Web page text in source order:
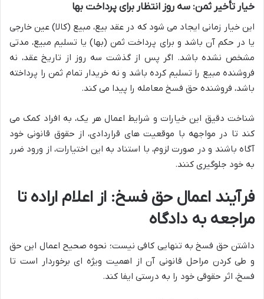
خیار تأخیر ثمن: سه روز انتظار برای پرداخت بها
این خیار زمانی ایجاد می شود که در عقد بیع، مبیع (کالا) عین خارجی
یا در حکم آن باشد و برای پرداخت ثمن (بها) یا تسلیم مبیع، مدتی
مشخص نشده باشد. اگر پس از گذشت سه روز از تاریخ عقد، نه
فروشنده مبیع را تسلیم کرده باشد و نه خریدار تمام ثمن را پرداخته
باشد، فروشنده حق فسخ معامله را پیدا می کند.
شناخت دقیق این خیارات و شرایط اعمال هر یک، به افراد کمک می
کند تا در مواجهه با موقعیت های قراردادی، از حقوق قانونی خود
آگاه باشند و در صورت لزوم، با استناد به این اختیارات، از ورود ضرر
به خود جلوگیری کنند.
فرآیند اعمال حق فسخ: از اعلام اراده تا
مراجعه به دادگاه
داشتن حق فسخ به تنهایی کافی نیست؛ نحوه صحیح اعمال این حق
و طی کردن مراحل قانونی آن از اهمیت ویژه ای برخوردار است تا
فسخ، اثر حقوقی خود را به درستی ایفا کند.